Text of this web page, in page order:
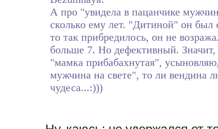
А про "увидела в пацанчике
сколько ему лет. "Дитиной" он был
то так прибредилось, он не
больше 7. Но дефективный. Значит,
"мамка прибабахнутая",
мужчина на свете", то ли вендина
чудеса...:)))